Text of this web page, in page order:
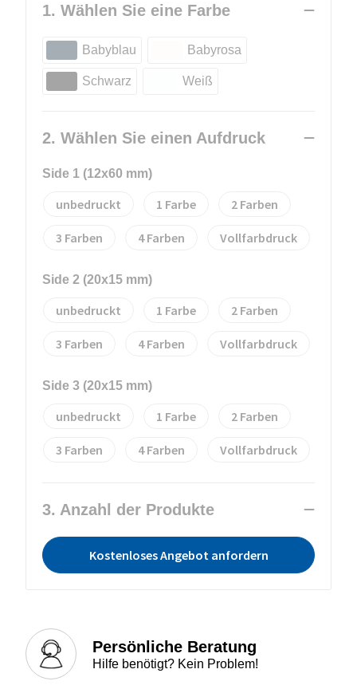
1. Wählen Sie eine Farbe
Babyblau Babyrosa
Schwarz Weiß
2. Wählen Sie einen Aufdruck
Side 1 (12x60 mm)
unbedruckt 1 2
3 4 Vollfarbdruck
Side 2 (20x15 mm)
unbedruckt 1 2
3 4 Vollfarbdruck
Side 3 (20x15 mm)
unbedruckt 1 2
3 4 Vollfarbdruck
3. Anzahl der Produkte
Kostenloses Angebot anfordern
Persönliche Beratung
Hilfe benötigt? Kein Problem!